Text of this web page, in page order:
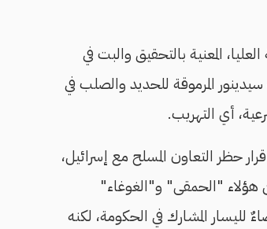
المعنية بالتحقيق والبت في
المرموقة للحديد والصلب في
أي التهريب.
حظر التعاون المسلح مع إسرائيل،
هؤلاء "الحمقى" و"الغوغاء"
المشارك في الحكومة، لكنه